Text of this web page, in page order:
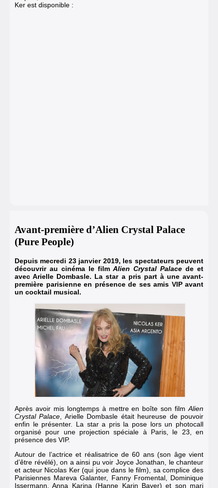
Ker est disponible :
Avant-première d’Alien Crystal Palace
(Pure People)
Depuis mecredi 23 janvier 2019, les spectateurs peuvent
découvrir au cinéma le filmAlien Crystal Palace de et
avec Arielle Dombasle. La star a pris part à une avant-
première parisienne en présence de ses amis VIP avant
un cocktail musical.
Après avoir mis longtemps à mettre en boîte son film Alien
Crystal Palace , Arielle Dombasle était heureuse de pouvoir
enfin le présenter. La star a pris la pose lors un photocall
organisé pour une projection spéciale à Paris, le 23, en
présence des VIP.
Autour de l’actrice et réalisatrice de 60 ans (son âge vient
d’être révélé), on a ainsi pu voir Joyce Jonathan, le chanteur
et acteur Nicolas Ker (qui joue dans le film), sa complice des
Parisiennes Mareva Galanter, Fanny Fromental, Dominique
Issermann, Anna Karina (Hanne Karin Bayer) et son mari